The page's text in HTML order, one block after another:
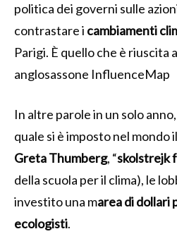
politica dei governi sulle
contrastare i cambiamenti
Parigi. È quello che è riuscita
anglosassone InfluenceMap
In altre parole in un solo
quale si è imposto nel mondo
Greta Thumberg, “skolstrejk
della scuola per il clima), le
investito una marea di dollari
ecologisti.